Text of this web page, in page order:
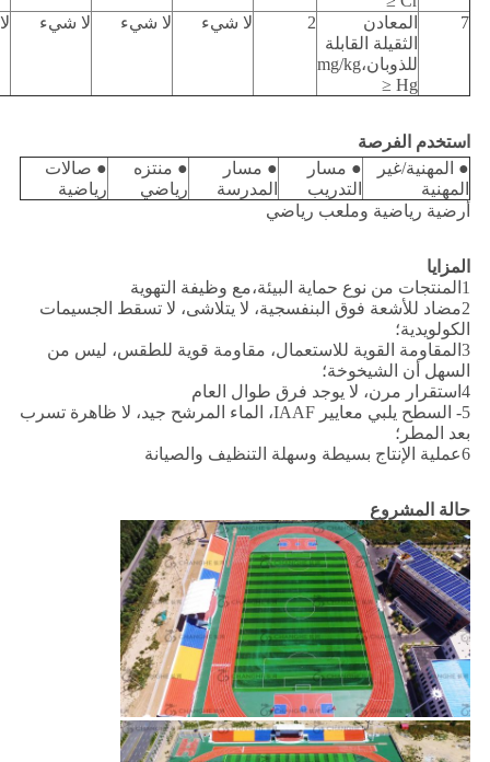
7
المعادن
الثقيلة القابلة
للذوبان،mg/kg
Hg ≤
2 لا شيء لا شيء لا شيء
استخدم الفرصة
● المهنية/غير
المهنية
● مسار
التدريب
● مسار
المدرسة
● منتزه
رياضي
● صالات
رياضية
أرضية رياضية وملعب رياضي
المزايا
1المنتجات من نوع حماية البيئة،مع وظيفة التهوية
2مضاد للأشعة فوق البنفسجية، لا يتلاشى، لا تسقط الجسيمات
الكولويدية؛
3المقاومة القوية للاستعمال، مقاومة قوية للطقس، ليس من
السهل أن الشيخوخة؛
4استقرار مرن، لا يوجد فرق طوال العام
5- السطح يلبي معايير IAAF، الماء المرشح جيد، لا ظاهرة تسرب
بعد المطر؛
6عملية الإنتاج بسيطة وسهلة التنظيف والصيانة
حالة المشروع